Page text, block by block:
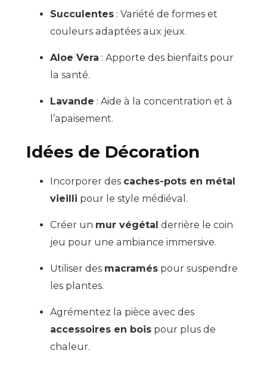
Succulentes : Variété de formes et
couleurs adaptées aux jeux.
Aloe Vera : Apporte des bienfaits pour
la santé.
Lavande : Aide à la concentration et à
l’apaisement.
Idées de Décoration
Incorporer des caches-pots en métal
vieilli pour le style médiéval.
Créer un mur végétal derrière le coin
jeu pour une ambiance immersive.
Utiliser des macramés pour suspendre
les plantes.
Agrémentez la pièce avec des
accessoires en bois pour plus de
chaleur.